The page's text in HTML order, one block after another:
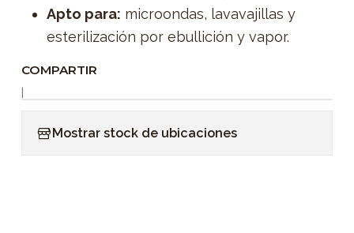
Apto para: microondas, lavavajillas y
esterilización por ebullición y vapor.
COMPARTIR
|
Mostrar stock de ubicaciones